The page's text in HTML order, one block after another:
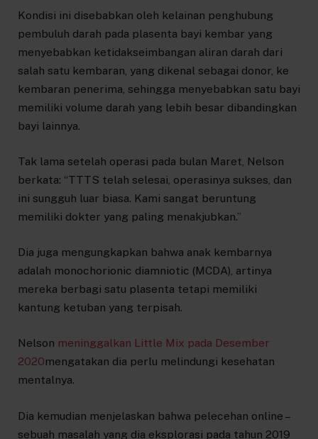
Kondisi ini disebabkan oleh kelainan penghubung
pembuluh darah pada plasenta bayi kembar yang
menyebabkan ketidakseimbangan aliran darah dari
salah satu kembaran, yang dikenal sebagai donor, ke
kembaran penerima, sehingga menyebabkan satu bayi
memiliki volume darah yang lebih besar dibandingkan
bayi lainnya.
Tak lama setelah operasi pada bulan Maret, Nelson
berkata: “TTTS telah selesai, operasinya sukses, dan
ini sungguh luar biasa. Kami sangat beruntung
memiliki dokter yang paling menakjubkan.”
Dia juga mengungkapkan bahwa anak kembarnya
adalah monochorionic diamniotic (MCDA), artinya
mereka berbagi satu plasenta tetapi memiliki
kantung ketuban yang terpisah.
Nelson meninggalkan Little Mix pada Desember
2020mengatakan dia perlu melindungi kesehatan
mentalnya.
Dia kemudian menjelaskan bahwa pelecehan online –
sebuah masalah yang dia eksplorasi pada tahun 2019